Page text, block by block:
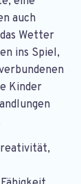
auch
Wetter
ins Spiel,
Kinder